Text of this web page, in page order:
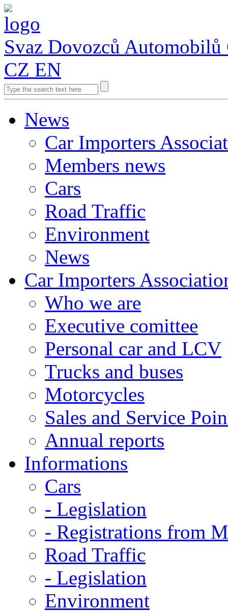
Svaz Dovozců Automobilů
CZ EN
News
Car Importers
Members news
Cars
Road Traffic
Environment
News
Car Importers
Who we are
Executive comittee
Personal car and LCV
Trucks and buses
Motorcycles
Sales and Service
Annual reports
Informations
Cars
- Legislation
- Registrations from
Road Traffic
- Legislation
Environment